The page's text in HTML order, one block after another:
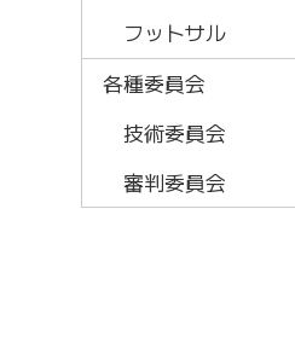
フットサル
各種委員会
技術委員会
審判委員会